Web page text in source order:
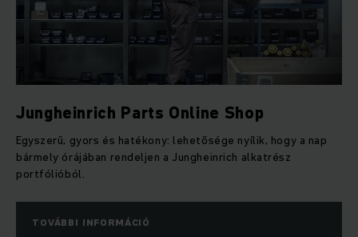
Jungheinrich Parts Online Shop
Egyszerű, gyors és hatékony: lehetősége nyílik, hogy a nap
bármely órájában rendeljen a Jungheinrich alkatrész
portfólióból.
TOVÁBBI INFORMÁCIÓ